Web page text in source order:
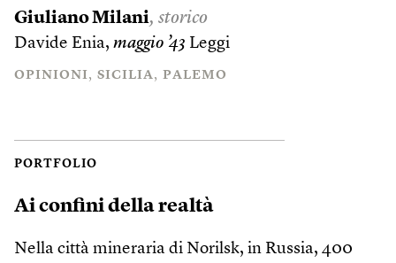
Giuliano Milani, storico
Davide Enia, maggio ’43 Leggi
OPINIONI SICILIA PALEMO
PORTFOLIO
Ai confini della realtà
Nella città mineraria di Norilsk, in Russia, 400